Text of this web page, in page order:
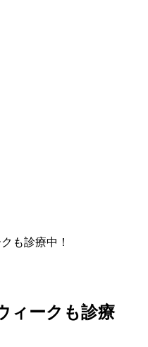
も診療中！
ィークも診療